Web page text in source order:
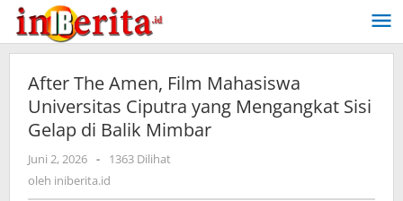
Lewati
konten
After The Amen, Film Mahasiswa
Universitas Ciputra yang Mengangkat Sisi
Gelap di Balik Mimbar
Juni 2, 2026 oleh
iniberita.id
-
1363 Dilihat
oleh iniberita.id